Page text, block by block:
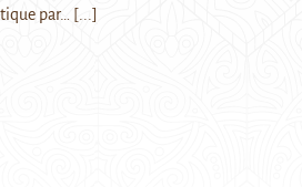
par…
[...]